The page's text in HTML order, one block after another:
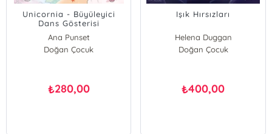
Unicornia - Büyüleyici
Dans Gösterisi
Ana Punset
Doğan Çocuk
₺280,00
Işık Hırsızları
Helena Duggan
Doğan Çocuk
₺400,00